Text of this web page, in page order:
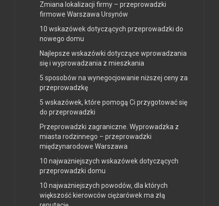
Zmiana lokalizacji firmy – przeprowadzki
firmowe Warszawa Ursynów
10 wskazówek dotyczących przeprowadzki do
nowego domu
Najlepsze wskazówki dotyczące wprowadzania
się i wyprowadzania z mieszkania
5 sposobów na wynegocjowanie niższej ceny za
przeprowadzkę
5 wskazówek, które pomogą Ci przygotować się
do przeprowadzki
Przeprowadzki zagraniczne. Wyprowadzka z
miasta rodzinnego – przeprowadzki
międzynarodowe Warszawa
10 najważniejszych wskazówek dotyczących
przeprowadzki domu
10 najważniejszych powodów, dla których
większość kierowców ciężarówek ma złą